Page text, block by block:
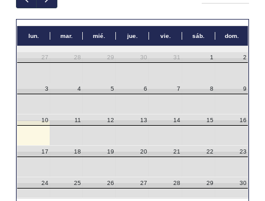
lun. mar. mié. jue. vie. sáb. dom.
27 28 29 30 31 1 2
3 4 5 6 7 8 9
10 11 12 13 14 15 16
17 18 19 20 21 22 23
24 25 26 27 28 29 30